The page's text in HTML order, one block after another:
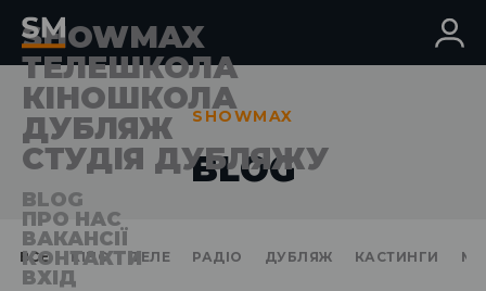
SHOWMAX
ТЕЛЕШКОЛА
КІНОШКОЛА
ДУБЛЯЖ
СТУДІЯ ДУБЛЯЖУ
BLOG
ПРО НАС
ВАКАНСІЇ
КОНТАКТИ
ВХІД
SHOWMAX
BLOG
ВСЕ КIНО ТЕЛЕ РАДІО ДУБЛЯЖ КАСТИНГИ